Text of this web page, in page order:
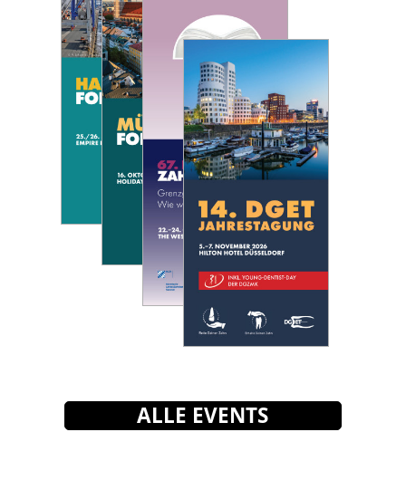
ALLE EVENTS